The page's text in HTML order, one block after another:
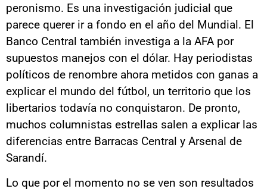
peronismo. Es una investigación judicial que
parece querer ir a fondo en el año del Mundial. El
Banco Central también investiga a la AFA por
supuestos manejos con el dólar. Hay periodistas
políticos de renombre ahora metidos con ganas a
explicar el mundo del fútbol, un territorio que los
libertarios todavía no conquistaron. De pronto,
muchos columnistas estrellas salen a explicar las
diferencias entre Barracas Central y Arsenal de
Sarandí.
Lo que por el momento no se ven son resultados